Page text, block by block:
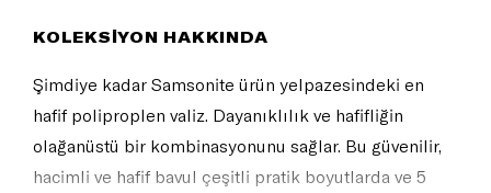
KOLEKSİYON HAKKINDA
Şimdiye kadar Samsonite ürün yelpazesindeki en
hafif poliproplen valiz. Dayanıklılık ve hafifliğin
olağanüstü bir kombinasyonunu sağlar. Bu güvenilir,
hacimli ve hafif bavul çeşitli pratik boyutlarda ve 5